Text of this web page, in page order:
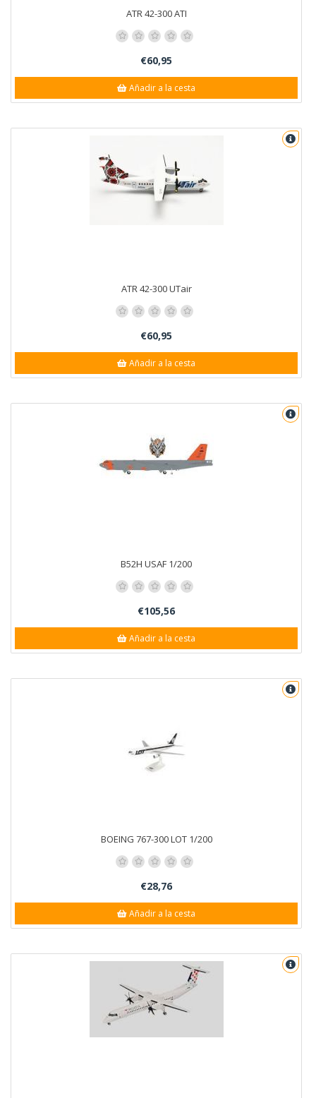
ATR 42-300 ATI
€60,95
Añadir a la cesta
ATR 42-300 UTair
€60,95
Añadir a la cesta
B52H USAF 1/200
€105,56
Añadir a la cesta
BOEING 767-300 LOT 1/200
€28,76
Añadir a la cesta